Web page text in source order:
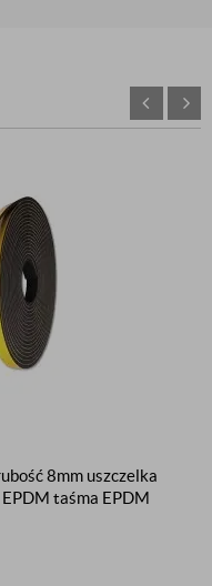
8mm uszczelka
taśma EPDM